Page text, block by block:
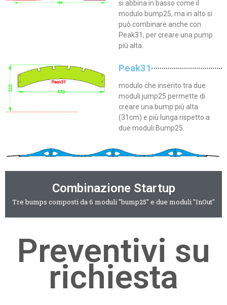
si abbina in basso come il
modulo bump25, ma in alto si
può combinare anche con
Peak31, per creare una pump
più alta.
Peak31
modulo che inserito tra due
moduli jump25 permette di
creare una bump più alta
(31cm) e più lunga rispetto a
due moduli Bump25.
Combinazione Startup
Tre bumps composti da 6 moduli "bump25" e due moduli "InOut"
Preventivi su
richiesta